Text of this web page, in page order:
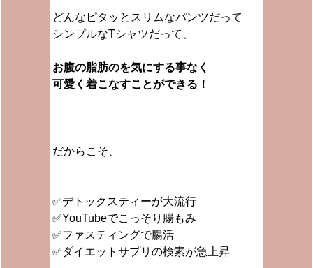
どんなピタッとスリムなパンツだって
シンプルなTシャツだって、
お腹の脂肪のを気にする事なく
可愛く着こなすことができる！
だからこそ、
✅デトックスティーが大流行
✅YouTubeでこっそり腸もみ
✅ファスティングで腸活
✅ダイエットサプリの検索が急上昇